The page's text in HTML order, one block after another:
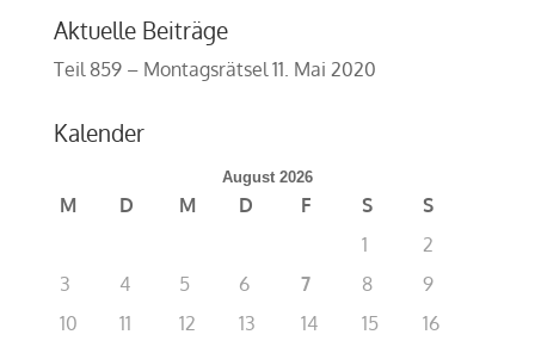
Aktuelle Beiträge
Teil 859 – Montagsrätsel 11. Mai 2020
Kalender
August 2026
M D M D F S
S
1
2
3
4 5 6 7 8
9
10
11 12 13 14 15
16